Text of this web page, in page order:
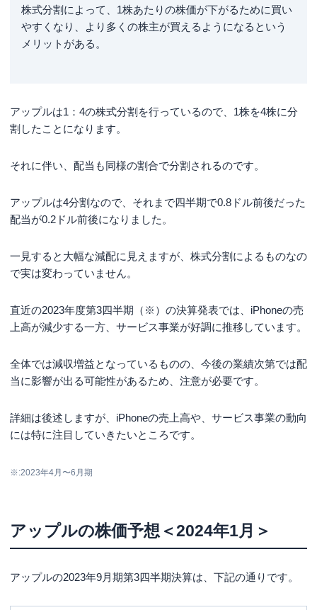
株式分割によって、1株あたりの株価が下がるために買い
やすくなり、より多くの株主が買えるようになるという
メリットがある。
アップルは1：4の株式分割を行っているので、1株を4株に分
割したことになります。
それに伴い、配当も同様の割合で分割されるのです。
アップルは4分割なので、それまで四半期で0.8ドル前後だった
配当が0.2ドル前後になりました。
一見すると大幅な減配に見えますが、株式分割によるものなの
で実は変わっていません。
直近の2023年度第3四半期（※）の決算発表では、iPhoneの売
上高が減少する一方、サービス事業が好調に推移しています。
全体では減収増益となっているものの、今後の業績次第では配
当に影響が出る可能性があるため、注意が必要です。
詳細は後述しますが、iPhoneの売上高や、サービス事業の動向
には特に注目していきたいところです。
※:2023年4月〜6月期
アップルの株価予想＜2024年1月＞
アップルの2023年9月期第3四半期決算は、下記の通りです。